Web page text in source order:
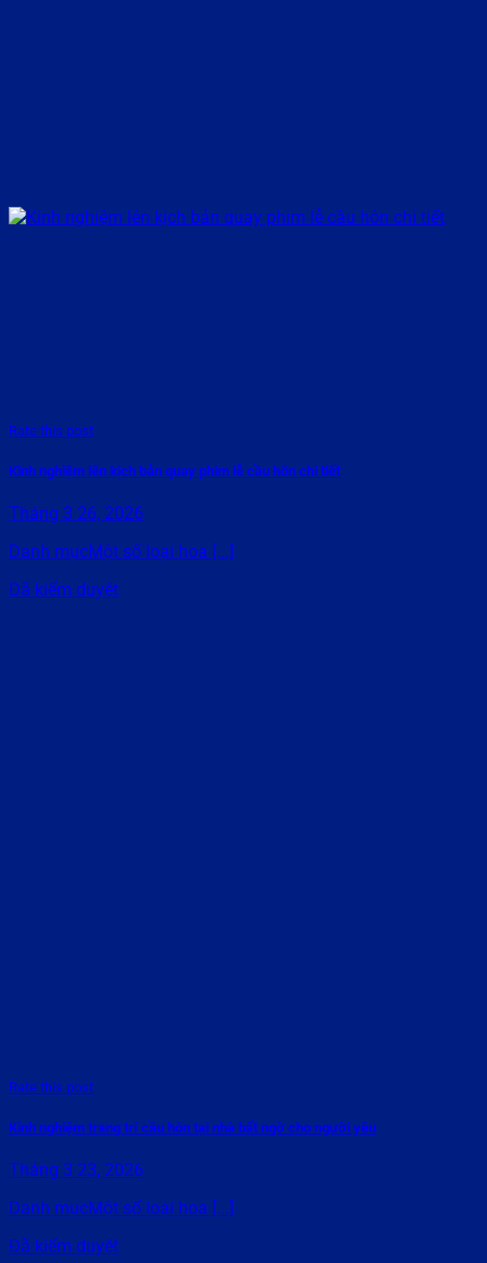
Rate this post
Kinh nghiệm lên kịch bản quay phim lễ cầu hôn chi tiết
Tháng 3 26, 2026
Danh mụcMột số loại hoa [...]
Đã kiểm duyệt
Rate this post
Kinh nghiệm trang trí cầu hôn tại nhà bất ngờ cho người yêu
Tháng 3 23, 2026
Danh mụcMột số loại hoa [...]
Đã kiểm duyệt